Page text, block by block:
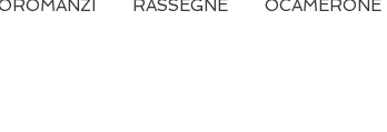
RASSEGNE OCAMERONE